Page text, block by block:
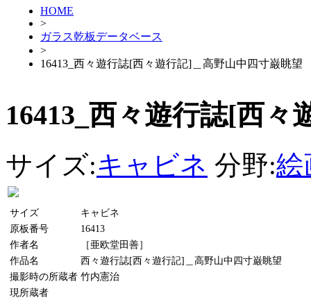
HOME
>
ガラス乾板データベース
>
16413_西々遊行誌[西々遊行記]＿高野山中四寸巌眺望
16413_西々遊行誌[西
サイズ:キャビネ 分野:絵
サイズ
キャビネ
原板番号
16413
作者名
［亜欧堂田善］
作品名
西々遊行誌[西々遊行記]＿高野山中四寸巌眺望
撮影時の所蔵者 竹内憲治
現所蔵者